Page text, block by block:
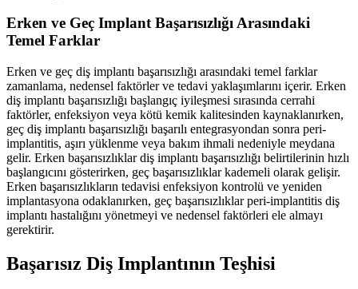
Erken ve Geç Implant Başarısızlığı Arasındaki
Temel Farklar
Erken ve geç diş implantı başarısızlığı arasındaki temel farklar
zamanlama, nedensel faktörler ve tedavi yaklaşımlarını içerir. Erken
diş implantı başarısızlığı başlangıç iyileşmesi sırasında cerrahi
faktörler, enfeksiyon veya kötü kemik kalitesinden kaynaklanırken,
geç diş implantı başarısızlığı başarılı entegrasyondan sonra peri-
implantitis, aşırı yüklenme veya bakım ihmali nedeniyle meydana
gelir. Erken başarısızlıklar diş implantı başarısızlığı belirtilerinin hızlı
başlangıcını gösterirken, geç başarısızlıklar kademeli olarak gelişir.
Erken başarısızlıkların tedavisi enfeksiyon kontrolü ve yeniden
implantasyona odaklanırken, geç başarısızlıklar peri-implantitis diş
implantı hastalığını yönetmeyi ve nedensel faktörleri ele almayı
gerektirir.
Başarısız Diş Implantının Teşhisi